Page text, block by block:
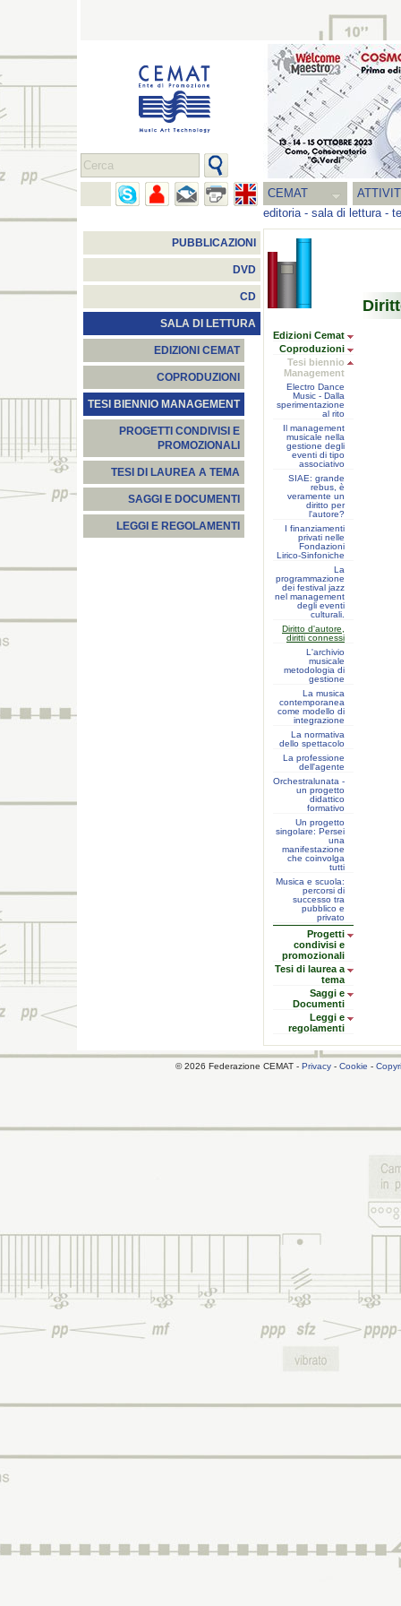
CEMAT
editoria- sala di lettura-
PUBBLICAZIONI
DVD
CD
SALA DI LETTURA
EDIZIONI CEMAT
COPRODUZIONI
TESI BIENNIO MANAGEMENT
PROGETTI CONDIVISI E
PROMOZIONALI
TESI DI LAUREA A TEMA
SAGGI E DOCUMENTI
LEGGI E REGOLAMENTI
Edizioni Cemat
Coproduzioni
Tesi biennio
Management
Electro Dance
Music - Dalla
sperimentazione
al rito
Il management
musicale nella
gestione degli
eventi di tipo
associativo
SIAE: grande
rebus, è
veramente un
diritto per
l'autore?
I finanziamenti
privati nelle
Fondazioni
Lirico-Sinfoniche
La
programmazione
dei festival jazz
nel management
degli eventi
culturali.
Diritto d'autore,
diritti connessi
L'archivio
musicale
metodologia di
gestione
La musica
contemporanea
come modello di
integrazione
La normativa
dello spettacolo
La professione
dell'agente
Orchestralunata -
un progetto
didattico
formativo
Un progetto
singolare: Persei
una
manifestazione
che coinvolga
tutti
Musica e scuola:
percorsi di
successo tra
pubblico e
privato
Progetti
condivisi e
promozionali
Tesi di laurea a
tema
Saggi e
Documenti
Leggi e
regolamenti
© 2026 Federazione CEMAT - Privacy- Cookie -